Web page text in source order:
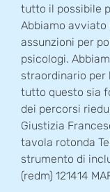
tutto il possibile
Abbiamo
assunzioni per
psicologi.
straordinario per
tutto questo sia
dei percorsi
Giustizia
tavola rotonda
strumento di
(redm) 121414